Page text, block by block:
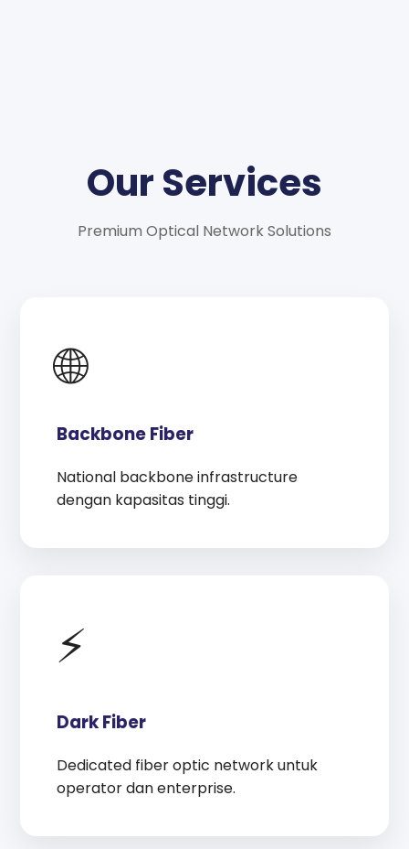
Our Services
Premium Optical Network Solutions
🌐
Backbone Fiber
National backbone infrastructure
dengan kapasitas tinggi.
⚡
Dark Fiber
Dedicated fiber optic network untuk
operator dan enterprise.